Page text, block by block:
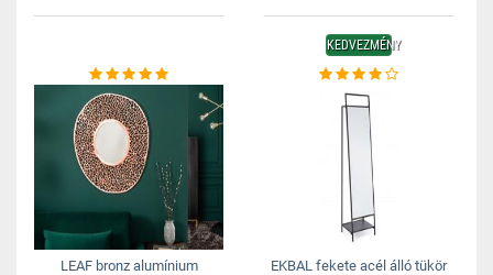
LEAF bronz alumínium
KEDVEZMÉNY
EKBAL fekete acél álló tükör